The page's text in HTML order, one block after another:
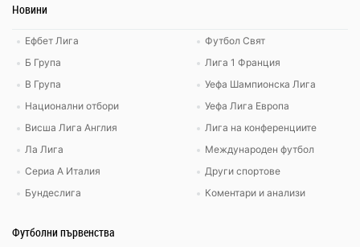
Новини
Ефбет Лига
Б Група
В Група
Национални отбори
Висша Лига Англия
Ла Лига
Сериа А Италия
Бундеслига
Футбол Свят
Лига 1 Франция
Уефа Шампионска Лига
Уефа Лига Европа
Лига на конференциите
Международен футбол
Други спортове
Коментари и анализи
Футболни първенства